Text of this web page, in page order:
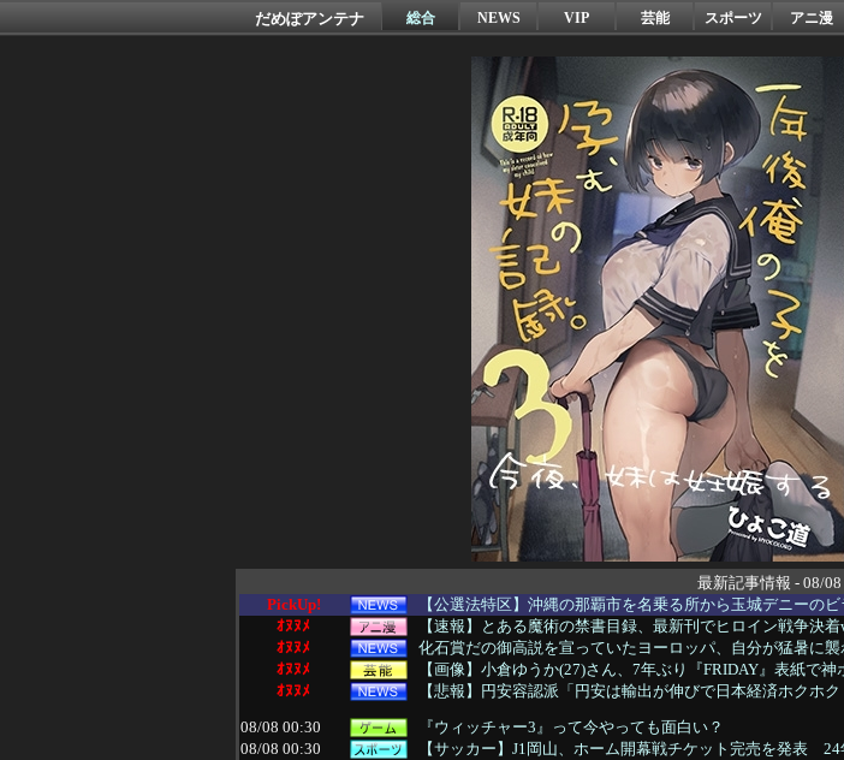
だめぽアンテナ 総合 NEWS VIP 芸能 スポーツ アニ漫
最新記事情報 - 08/08
PickUp!
【公選法特区】沖縄の那覇市を名乗る所から玉城デニーの
ｵﾇﾇﾒ
【速報】とある魔術の禁書目録、最新刊でヒロイン戦争決着
ｵﾇﾇﾒ
化石賞だの御高説を宣っていたヨーロッパ、自分が猛暑に
ｵﾇﾇﾒ
【画像】小倉ゆうか(27)さん、7年ぶり『FRIDAY』表紙で神
ｵﾇﾇﾒ
【悲報】円安容認派「円安は輸出が伸びで日本経済ホクホ
08/08 00:30
『ウィッチャー3』って今やっても面白い？
08/08 00:30
【サッカー】J1岡山、ホーム開幕戦チケット完売を発表